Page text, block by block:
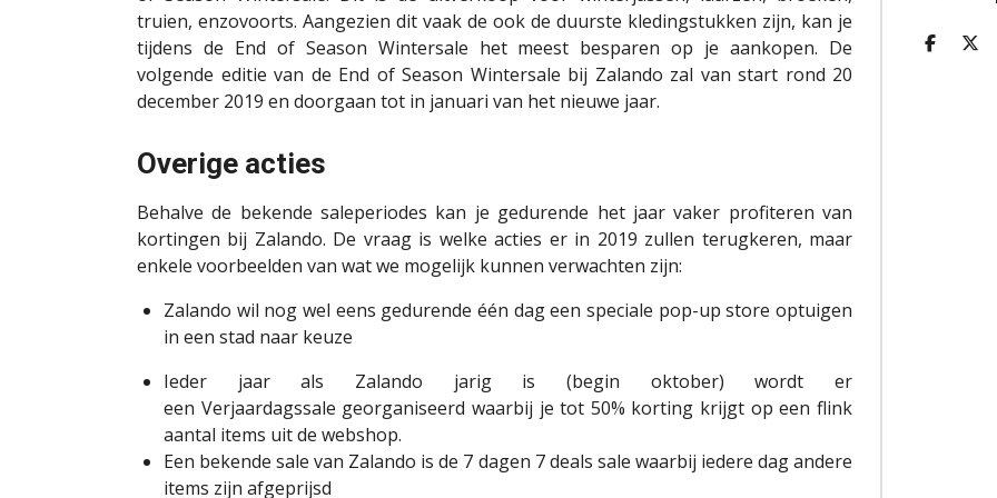
truien, enzovoorts. Aangezien dit vaak de ook de duurste kledingstukken zijn, kan je
tijdens de End of Season Wintersale het meest besparen op je aankopen. De
volgende editie van de End of Season Wintersale bij Zalando zal van start rond 20
december 2019 en doorgaan tot in januari van het nieuwe jaar.
Overige acties
Behalve de bekendesaleperiodes kan je gedurende het jaar vaker profiteren van
kortingen bij Zalando. De vraag is welke acties er in 2019 zullen terugkeren, maar
enkele voorbeelden van wat we mogelijk kunnen verwachten zijn:
Zalando wil nog wel eens gedurende één dag een speciale pop-up store optuigen
in een stad naar keuze
Ieder jaar als Zalando jarig is (begin oktober) wordt er
een Verjaardagssale georganiseerd waarbij je tot 50% korting krijgt op een flink
aantal items uit de webshop.
Een bekende sale van Zalando is de 7 dagen 7 deals sale waarbij iedere dag andere
items zijn afgeprijsd
D
D